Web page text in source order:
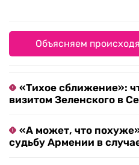
Объясняем
«Тихое сближение»:
визитом Зеленского в
«А может, что
судьбу Армении в